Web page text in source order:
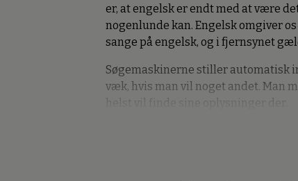
er, at engelsk er endt med at være
nogenlunde kan. Engelsk omgiver
sange på engelsk, og i fjernsynet
Søgemaskinerne stiller automatisk
væk, hvis man vil noget andet. Man
helst vil finde sine oplysninger der.